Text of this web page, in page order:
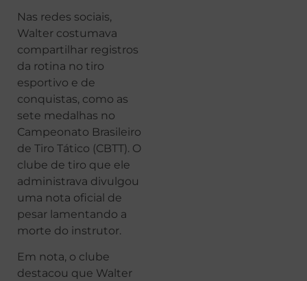
Nas redes sociais,
Walter costumava
compartilhar registros
da rotina no tiro
esportivo e de
conquistas, como as
sete medalhas no
Campeonato Brasileiro
de Tiro Tático (CBTT). O
clube de tiro que ele
administrava divulgou
uma nota oficial de
pesar lamentando a
morte do instrutor.
Em nota, o clube
destacou que Walter